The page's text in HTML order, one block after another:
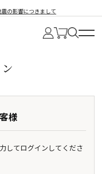
の影響につきまして
様
してログインしてくださ